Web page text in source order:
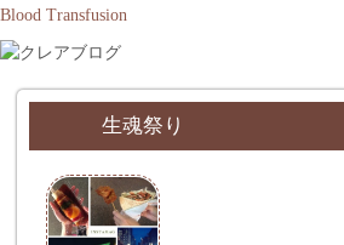
Blood Transfusion
生魂祭り